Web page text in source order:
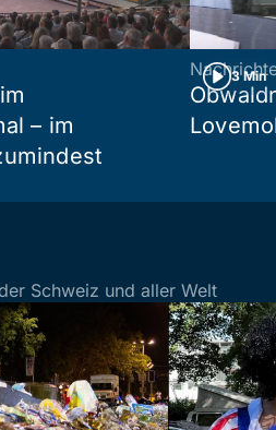
– im
3 Min
Schweiz und aller Welt